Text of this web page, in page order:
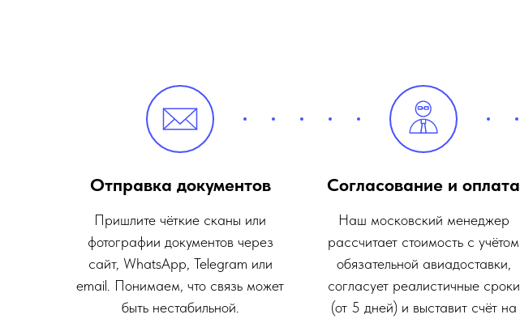
Отправка документов
Пришлите чёткие сканы или
фотографии документов через
сайт, WhatsApp, Telegram или
email. Понимаем, что связь может
быть нестабильной.
Согласование и оплата
Наш московский менеджер
рассчитает стоимость с учётом
обязательной авиадоставки,
согласует реалистичные сроки
(от 5 дней) и выставит счёт на